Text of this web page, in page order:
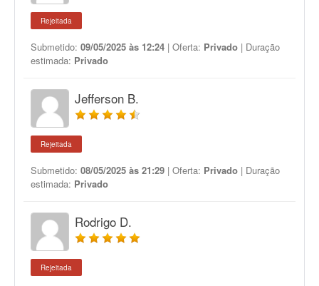
Rejeitada
Submetido: 09/05/2025 às 12:24 | Oferta: Privado | Duração
estimada: Privado
Jefferson B.
Rejeitada
Submetido: 08/05/2025 às 21:29 | Oferta: Privado | Duração
estimada: Privado
Rodrigo D.
Rejeitada